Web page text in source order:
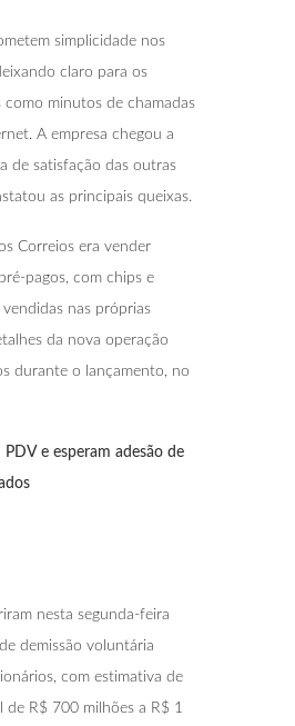
simplicidade nos
claro para os
como minutos de chamadas
A empresa chegou a
de satisfação das outras
as principais queixas.
Correios era vender
pagos, com chips e
vendidas nas próprias
da nova operação
durante o lançamento, no
e esperam adesão de
nesta segunda-feira
demissão voluntária
com estimativa de
de R$ 700 milhões a R$ 1